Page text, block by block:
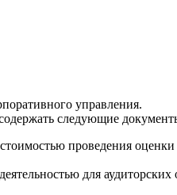
управления.
следующие
проведения
для